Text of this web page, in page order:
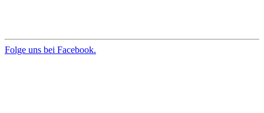
Folge uns bei Facebook.